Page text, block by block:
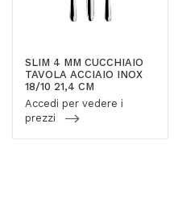
SLIM 4 MM CUCCHIAIO
TAVOLA ACCIAIO INOX
18/10 21,4 CM
Accedi per vedere i
prezzi